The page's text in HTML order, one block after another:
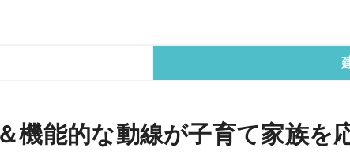
機能的な動線が子育て家族を